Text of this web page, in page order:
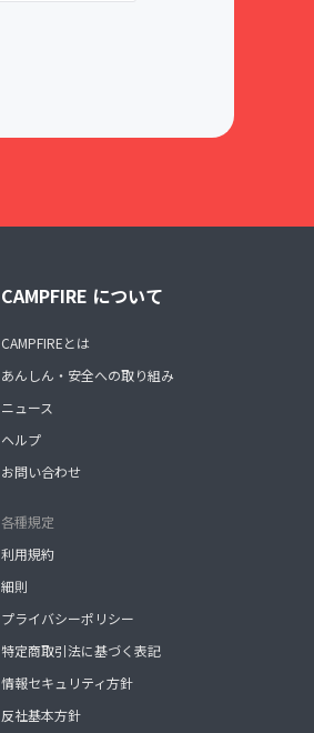
CAMPFIRE について
CAMPFIREとは
あんしん・安全への取り組み
ニュース
ヘルプ
お問い合わせ
各種規定
利用規約
細則
プライバシーポリシー
特定商取引法に基づく表記
情報セキュリティ方針
反社基本方針